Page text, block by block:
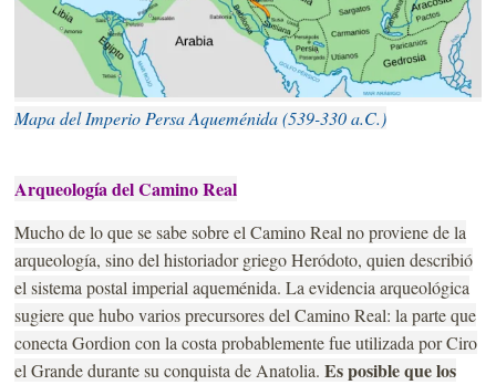
Mapa del Imperio Persa Aqueménida (539-330 a.C.)
Arqueología del Camino Real
Mucho de lo que se sabe sobre el Camino Real no proviene de la
arqueología, sino del historiador griego Heródoto, quien describió
el sistema postal imperial aqueménida. La evidencia arqueológica
sugiere que hubo varios precursores del Camino Real: la parte que
conecta Gordion con la costa probablemente fue utilizada por Ciro
el Grande durante su conquista de Anatolia.Es posible que los